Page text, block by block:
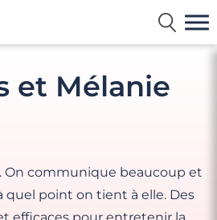
avec Meetic
et Mélanie
On communique beaucoup et
quel point on tient à elle. Des